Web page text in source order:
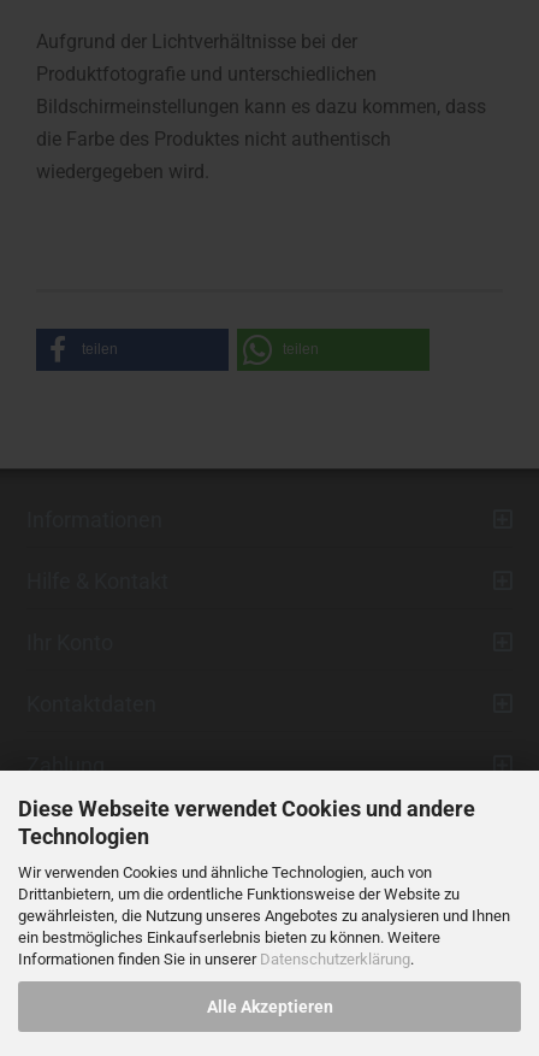
Diese Webseite verwendet Cookies und andere
Technologien
Wir verwenden Cookies und ähnliche Technologien, auch von
Drittanbietern, um die ordentliche Funktionsweise der Website zu
gewährleisten, die Nutzung unseres Angebotes zu analysieren und Ihnen
ein bestmögliches Einkaufserlebnis bieten zu können. Weitere
Informationen finden Sie in unserer Datenschutzerklärung.
Alle Akzeptieren
Aufgrund der Lichtverhältnisse bei der
Produktfotografie und unterschiedlichen
Bildschirmeinstellungen kann es dazu kommen, dass
die Farbe des Produktes nicht authentisch
wiedergegeben wird.
teilen teilen
Zahlung
Vertrag widerrufen